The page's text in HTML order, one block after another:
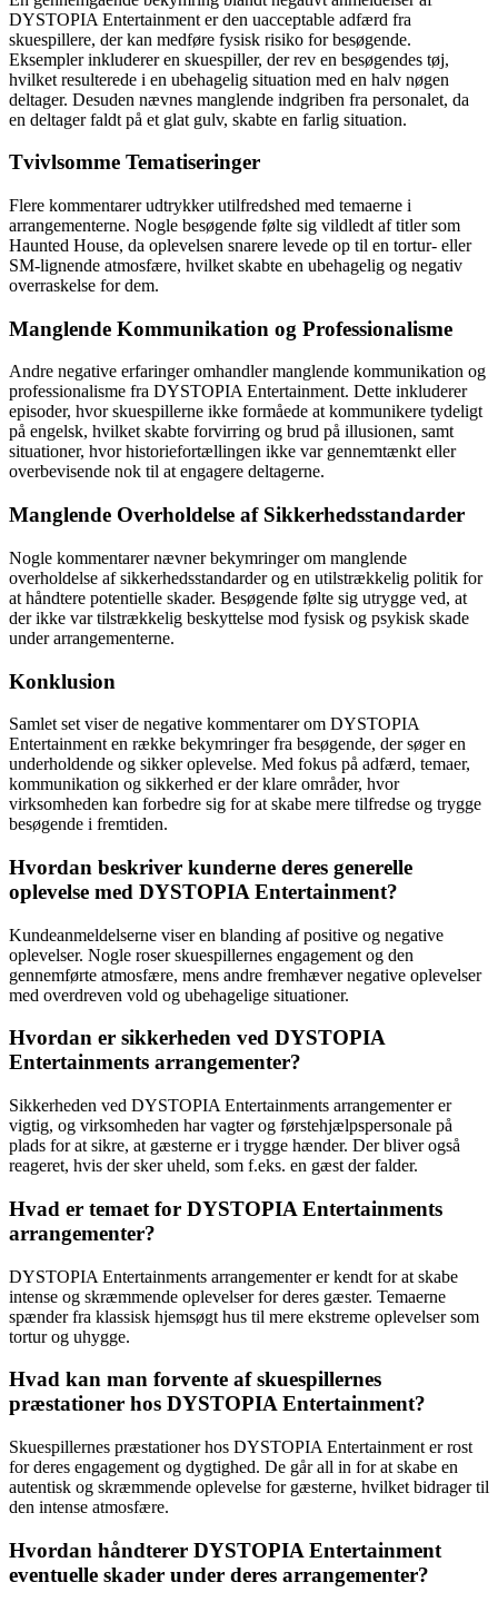
DYSTOPIA Entertainment er den uacceptable adfærd fra
skuespillere, der kan medføre fysisk risiko for besøgende.
Eksempler inkluderer en skuespiller, der rev en besøgendes tøj,
hvilket resulterede i en ubehagelig situation med en halv nøgen
deltager. Desuden nævnes manglende indgriben fra personalet, da
en deltager faldt på et glat gulv, skabte en farlig situation.
Tvivlsomme Tematiseringer
Flere kommentarer udtrykker utilfredshed med temaerne i
arrangementerne. Nogle besøgende følte sig vildledt af titler som
Haunted House, da oplevelsen snarere levede op til en tortur- eller
SM-lignende atmosfære, hvilket skabte en ubehagelig og negativ
overraskelse for dem.
Manglende Kommunikation og Professionalisme
Andre negative erfaringer omhandler manglende kommunikation og
professionalisme fra DYSTOPIA Entertainment. Dette inkluderer
episoder, hvor skuespillerne ikke formåede at kommunikere tydeligt
på engelsk, hvilket skabte forvirring og brud på illusionen, samt
situationer, hvor historiefortællingen ikke var gennemtænkt eller
overbevisende nok til at engagere deltagerne.
Manglende Overholdelse af Sikkerhedsstandarder
Nogle kommentarer nævner bekymringer om manglende
overholdelse af sikkerhedsstandarder og en utilstrækkelig politik for
at håndtere potentielle skader. Besøgende følte sig utrygge ved, at
der ikke var tilstrækkelig beskyttelse mod fysisk og psykisk skade
under arrangementerne.
Konklusion
Samlet set viser de negative kommentarer om DYSTOPIA
Entertainment en række bekymringer fra besøgende, der søger en
underholdende og sikker oplevelse. Med fokus på adfærd, temaer,
kommunikation og sikkerhed er der klare områder, hvor
virksomheden kan forbedre sig for at skabe mere tilfredse og trygge
besøgende i fremtiden.
Hvordan beskriver kunderne deres generelle
oplevelse med DYSTOPIA Entertainment?
Kundeanmeldelserne viser en blanding af positive og negative
oplevelser. Nogle roser skuespillernes engagement og den
gennemførte atmosfære, mens andre fremhæver negative oplevelser
med overdreven vold og ubehagelige situationer.
Hvordan er sikkerheden ved DYSTOPIA
Entertainments arrangementer?
Sikkerheden ved DYSTOPIA Entertainments arrangementer er
vigtig, og virksomheden har vagter og førstehjælpspersonale på
plads for at sikre, at gæsterne er i trygge hænder. Der bliver også
reageret, hvis der sker uheld, som f.eks. en gæst der falder.
Hvad er temaet for DYSTOPIA Entertainments
arrangementer?
DYSTOPIA Entertainments arrangementer er kendt for at skabe
intense og skræmmende oplevelser for deres gæster. Temaerne
spænder fra klassisk hjemsøgt hus til mere ekstreme oplevelser som
tortur og uhygge.
Hvad kan man forvente af skuespillernes
præstationer hos DYSTOPIA Entertainment?
Skuespillernes præstationer hos DYSTOPIA Entertainment er rost
for deres engagement og dygtighed. De går all in for at skabe en
autentisk og skræmmende oplevelse for gæsterne, hvilket bidrager til
den intense atmosfære.
Hvordan håndterer DYSTOPIA Entertainment
eventuelle skader under deres arrangementer?